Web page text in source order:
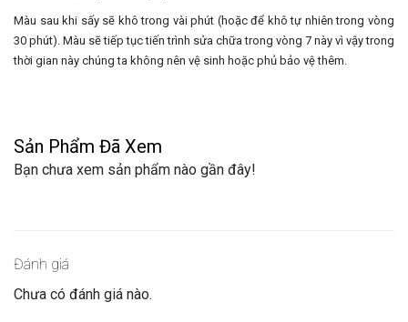
Màu sau khi sấy sẽ khô trong vài phút (hoặc để khô tự nhiên trong vòng
30 phút). Màu sẽ tiếp tục tiến trình sửa chữa trong vòng 7 này vì vậy trong
thời gian này chúng ta không nên vệ sinh hoặc phủ bảo vệ thêm.
Sản Phẩm Đã Xem
Bạn chưa xem sản phẩm nào gần đây!
Đánh giá
Chưa có đánh giá nào.